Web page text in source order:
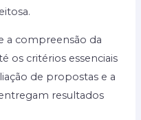
a compreensão da
os critérios essenciais
de propostas e a
resultados